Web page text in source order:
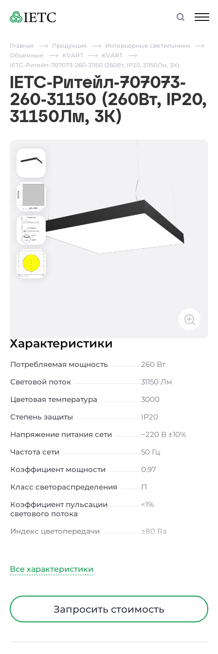
Главная Продукция
Интерьерные светильники
Объемные
KVART
KVART
IETC-Ритейл-707073-260-31150 (260Вт, IP20, 31150Лм, 3К)
IETC-Ритейл-707073-
260-31150 (260Вт, IP20,
31150Лм, 3К)
Характеристики
Потребляемая мощность
260 Вт
Световой поток
31150 Лм
Цветовая температура
3000
Степень защиты
IP20
Напряжение питания сети
~220 В ±10%
Частота сети
50 Гц
Коэффициент мощности
0.97
Класс светораспределения
П
Коэффициент пульсации
светового потока
<1%
Индекс цветопередачи
≥80 Ra
Угол рассеивания
Диапазон рабочих
температурЗапросить стоимость